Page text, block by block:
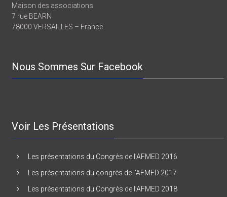
Maison des associations
7 rue BEARN
78000 VERSAILLES – France
Nous Sommes Sur Facebook
Voir Les Présentations
Les présentations du Congrès de l’AFMED 2016
Les présentations du congrès de l’AFMED 2017
Les présentations du Congrès de l’AFMED 2018